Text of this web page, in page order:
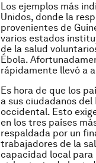
Los ejemplos más
Unidos, donde la
provenientes de
varios estados
de la salud
Ébola.
rápidamente llevó a
Es hora de que los
a sus ciudadanos
occidental. Esto
en los tres países
respaldada por un
trabajadores de la
capacidad local